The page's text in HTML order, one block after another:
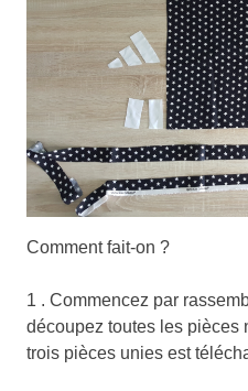
Comment fait-on ?
1 . Commencez par
découpez toutes les pièces
trois pièces unies est